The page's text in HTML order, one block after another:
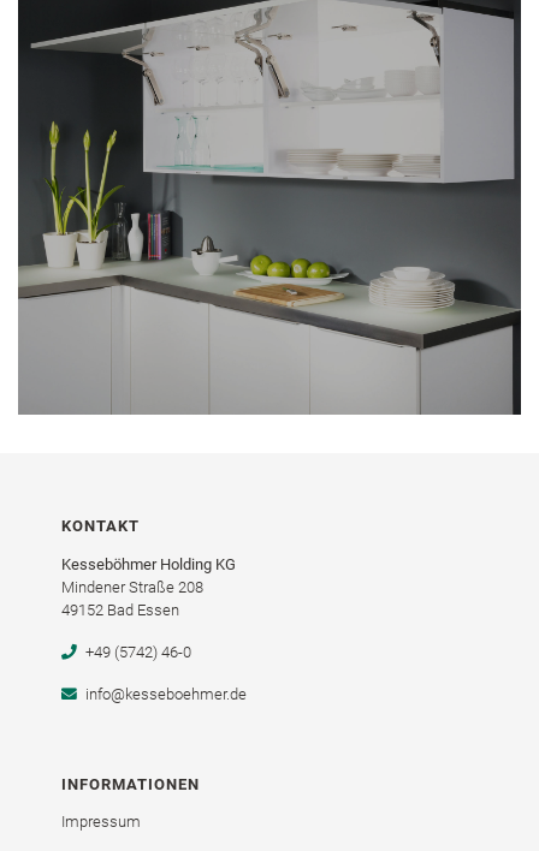
KONTAKT
Kesseböhmer Holding KG
Mindener Straße 208
49152 Bad Essen
+49 (5742) 46-0
info@kesseboehmer.de
INFORMATIONEN
Impressum